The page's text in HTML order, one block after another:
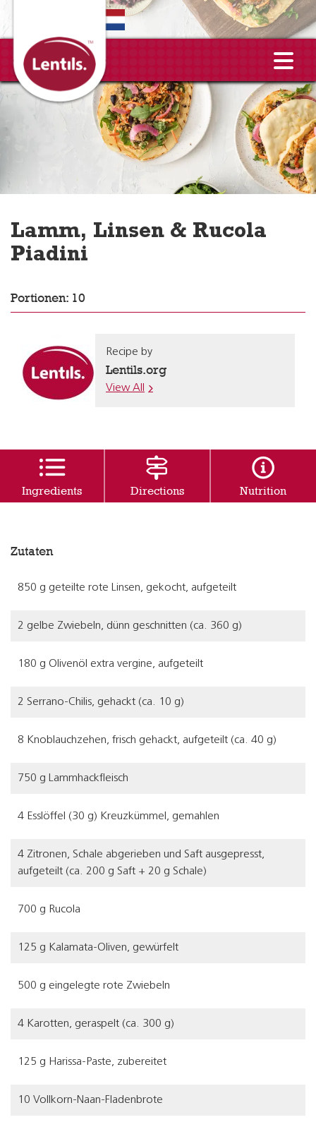
Lamm, Linsen & Rucola
Piadini
Portionen: 10
Recipe by
Lentils.org
View All
Ingredients Directions Nutrition
Zutaten
850 g geteilte rote Linsen, gekocht, aufgeteilt
2 gelbe Zwiebeln, dünn geschnitten (ca. 360 g)
180 g Olivenöl extra vergine, aufgeteilt
2 Serrano-Chilis, gehackt (ca. 10 g)
8 Knoblauchzehen, frisch gehackt, aufgeteilt (ca. 40 g)
750 g Lammhackfleisch
4 Esslöffel (30 g) Kreuzkümmel, gemahlen
4 Zitronen, Schale abgerieben und Saft ausgepresst,
aufgeteilt (ca. 200 g Saft + 20 g Schale)
700 g Rucola
125 g Kalamata-Oliven, gewürfelt
500 g eingelegte rote Zwiebeln
4 Karotten, geraspelt (ca. 300 g)
125 g Harissa-Paste, zubereitet
10 Vollkorn-Naan-Fladenbrote